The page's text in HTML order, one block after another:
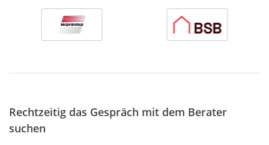
Rechtzeitig das Gespräch mit dem Berater
suchen